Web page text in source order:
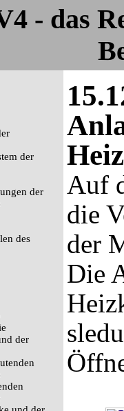
- das
der
der
des
der
Auf
die
der
Die